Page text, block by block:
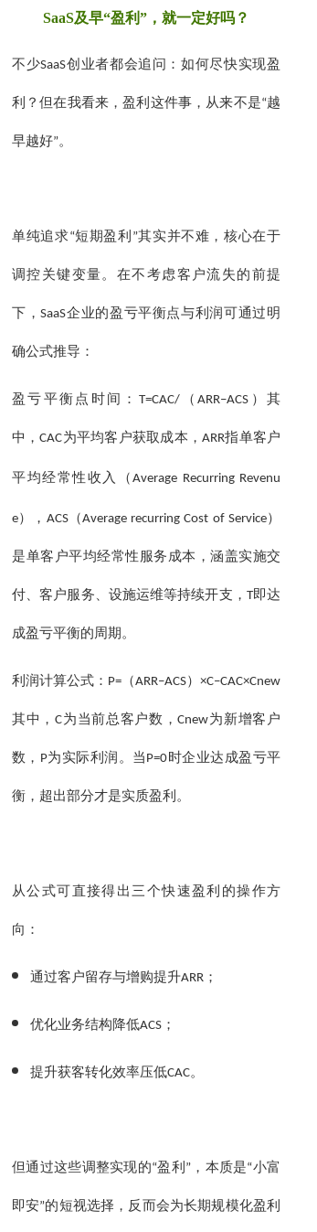
SaaS及早“盈利”，就一定好吗？
不少SaaS创业者都会追问：如何尽快实现盈
利？但在我看来，盈利这件事，从来不是“越
早越好”。
单纯追求“短期盈利 ”其实并不难，核心在于
调控关键变量。在不考虑客户流失的前提
下，SaaS企业的盈亏平衡点与利润可通过明
确公式推导：
盈亏平衡点时间： T=CAC/（ARR–ACS ）其
中，CAC为平均客户获取成本，ARR指单客户
平均经常性收入（ Average Recurring Revenu
e）， ACS（Average recurring Cost of Service）
是单客户平均经常性服务成本，涵盖实施交
付、客户服务、设施运维等持续开支， T即达
成盈亏平衡的周期。
利润计算公式： P= （ARR–ACS） ×C–CAC×Cnew
其中，C为当前总客户数，Cnew为新增客户
数， P为实际利润。当 P=0时企业达成盈亏平
衡，超出部分才是实质盈利。
从公式可直接得出三个快速盈利的操作方
向：
通过客户留存与增购提升ARR ；
优化业务结构降低ACS ；
提升获客转化效率压低CAC。
但通过这些调整实现的“盈利 ”，本质是“小富
即安”的短视选择，反而会为长期规模化盈利